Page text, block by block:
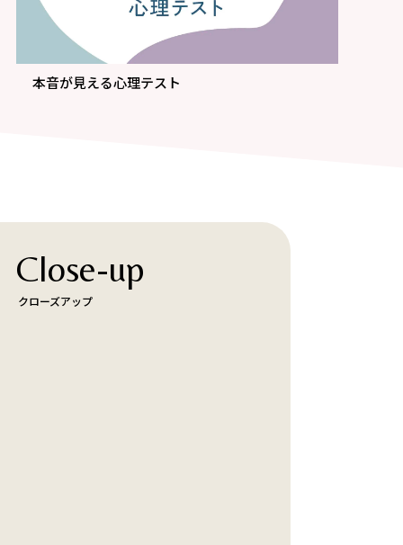
本音が見える心理テスト
⁨⁩Close⁨⁩-up
クローズアップ